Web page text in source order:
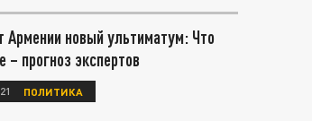
Армении новый ультиматум: Что
прогноз экспертов
ПОЛИТИКА